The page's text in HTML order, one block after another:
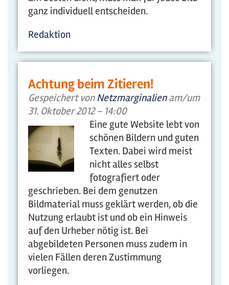
ganz individuell entscheiden.
Redaktion
Achtung beim Zitieren!
Gespeichert vonNetzmarginalienam/um
31. Oktober 2012 - 14:00
Eine gute Website lebt von
schönen Bildern und guten
Texten. Dabei wird meist
nicht alles selbst
fotografiert oder
geschrieben. Bei dem genutzen
Bildmaterial muss geklärt werden, ob die
Nutzung erlaubt ist und ob ein Hinweis
auf den Urheber nötig ist. Bei
abgebildeten Personen muss zudem in
vielen Fällen deren Zustimmung
vorliegen.